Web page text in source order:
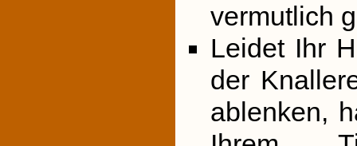
vermutlich
Leidet Ihr
der
ablenken,